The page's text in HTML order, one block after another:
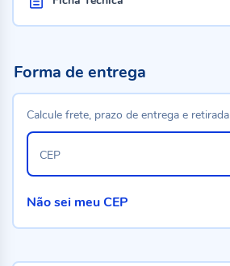
Forma de entrega
Calcule frete, prazo de entrega e retirada
CEP
Não sei meu CEP